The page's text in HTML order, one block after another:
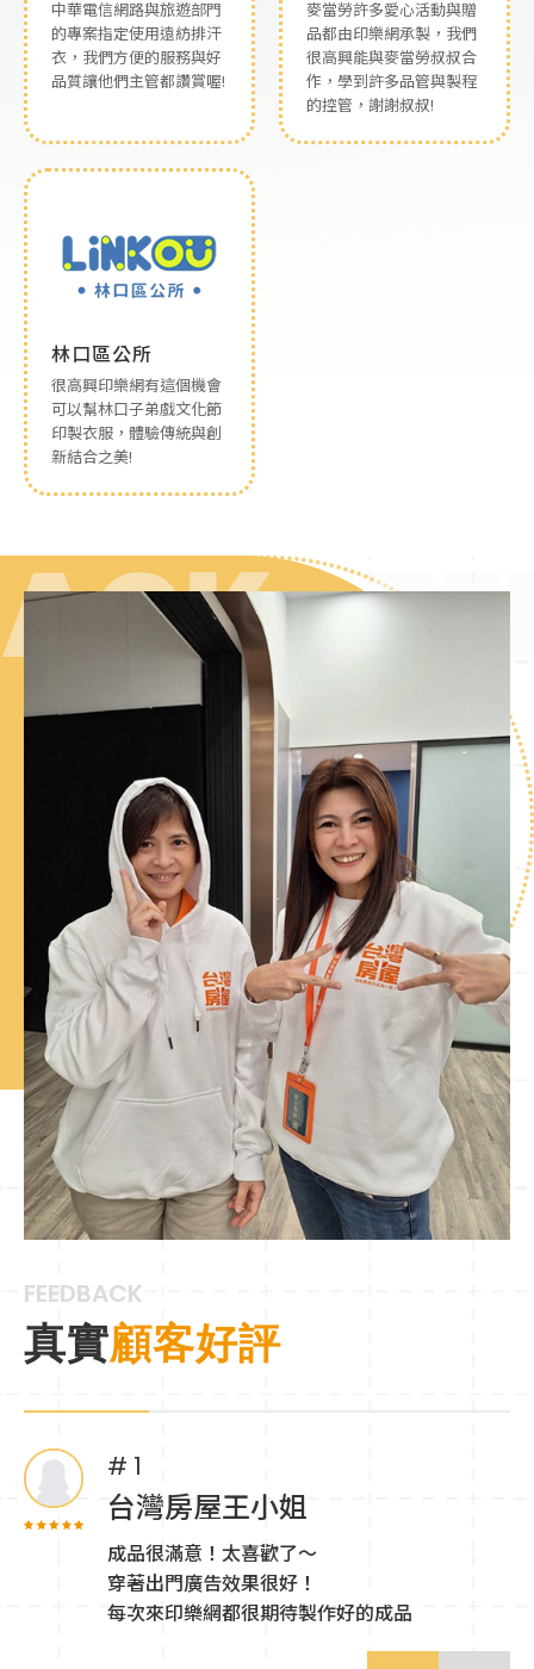
中華電信網路與旅遊部門
的專案指定使用遠紡排汗
衣，我們方便的服務與好
品質讓他們主管都讚賞喔!
麥當勞許多愛心活動與贈
品都由印樂網承製，我們
很高興能與麥當勞叔叔合
作，學到許多品管與製程
的控管，謝謝叔叔!
林口區公所
很高興印樂網有這個機會
可以幫林口子弟戲文化節
印製衣服，體驗傳統與創
新結合之美!
FEEDBACK
真實顧客好評
# 1
台灣房屋王小姐
成品很滿意！太喜歡了～
穿著出門廣告效果很好！
每次來印樂網都很期待製作好的成品